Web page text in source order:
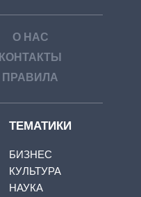
О НАС
КОНТАКТЫ
ПРАВИЛА
ТЕМАТИКИ
БИЗНЕС
КУЛЬТУРА
НАУКА